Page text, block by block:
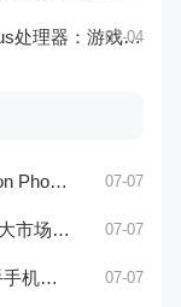
：游戏性能更佳07-04
3 Pro 07-07
威望度 07-07
场稳定 07-07